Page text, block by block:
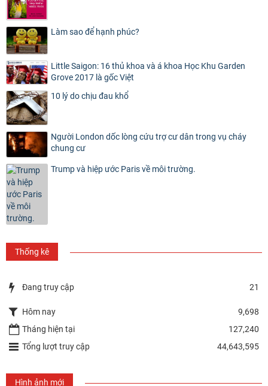
Làm sao để hạnh phúc?
Little Saigon: 16 thủ khoa và á khoa Học Khu Garden
Grove 2017 là gốc Việt
10 lý do chịu đau khổ
Người London dốc lòng cứu trợ cư dân trong vụ cháy
chung cư
Trump và hiệp ước Paris về môi trường.
Thống kê
Đang truy cập 21
Hôm nay
9,698
Tháng hiện tại
127,240
Tổng lượt truy cập
44,643,595
Hình ảnh mới